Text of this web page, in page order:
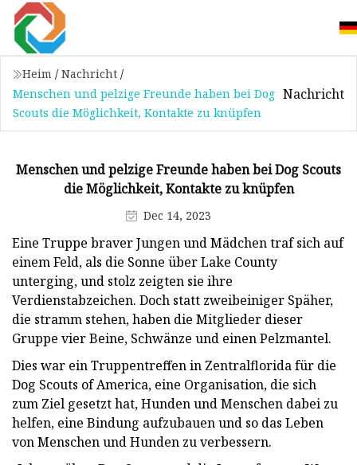
Heim / Nachricht /
Menschen und pelzige Freunde haben bei Dog
Scouts die Möglichkeit, Kontakte zu knüpfen
Nachricht
Menschen und pelzige Freunde haben bei Dog Scouts
die Möglichkeit, Kontakte zu knüpfen
Dec 14, 2023
Eine Truppe braver Jungen und Mädchen traf sich auf
einem Feld, als die Sonne über Lake County
unterging, und stolz zeigten sie ihre
Verdienstabzeichen. Doch statt zweibeiniger Späher,
die stramm stehen, haben die Mitglieder dieser
Gruppe vier Beine, Schwänze und einen Pelzmantel.
Dies war ein Truppentreffen in Zentralflorida für die
Dog Scouts of America, eine Organisation, die sich
zum Ziel gesetzt hat, Hunden und Menschen dabei zu
helfen, eine Bindung aufzubauen und so das Leben
von Menschen und Hunden zu verbessern.